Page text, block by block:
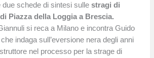
due schede di sintesi sullestragi di
Piazza della Loggia a Brescia.
si reca a Milano e incontra Guido
indaga sull’eversione nera degli anni
nel processo per la strage di